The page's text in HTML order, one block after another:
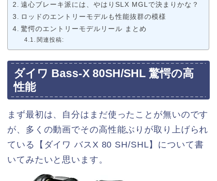
遠心ブレーキ派には、やはりSLX MGLで決まりかな？
ロッドのエントリーモデルも性能抜群の模様
驚愕のエントリーモデルリール まとめ
関連投稿:
ダイワ Bass-X 80SH/SHL 驚愕の高
性能
まず最初は、自分はまだ使ったことが無いのです
が、多くの動画でその高性能ぶりが取り上げられ
ている【ダイワ バスX 80 SH/SHL】について書
いてみたいと思います。